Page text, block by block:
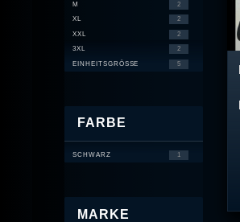
M 2
XL 2
XXL 2
3XL 2
EINHEITSGRÖSSE 5
FARBE
SCHWARZ 1
MARKE